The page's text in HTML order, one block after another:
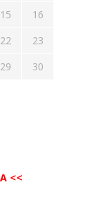
15
16
22
23
29
30
<<